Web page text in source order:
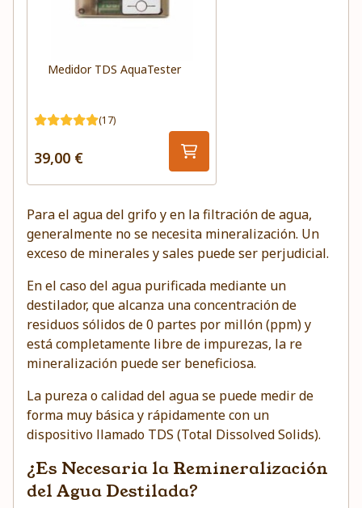
Medidor TDS AquaTester
(17)
39,00 €
Para el agua del grifo y en la filtración de agua,
generalmente no se necesita mineralización. Un
exceso de minerales y sales puede ser perjudicial.
En el caso del agua purificada mediante un
destilador, que alcanza una concentración de
residuos sólidos de 0 partes por millón (ppm) y
está completamente libre de impurezas, la re
mineralización puede ser beneficiosa.
La pureza o calidad del agua se puede medir de
forma muy básica y rápidamente con un
dispositivo llamado TDS (Total Dissolved Solids).
¿Es Necesaria la Remineralización
del Agua Destilada?